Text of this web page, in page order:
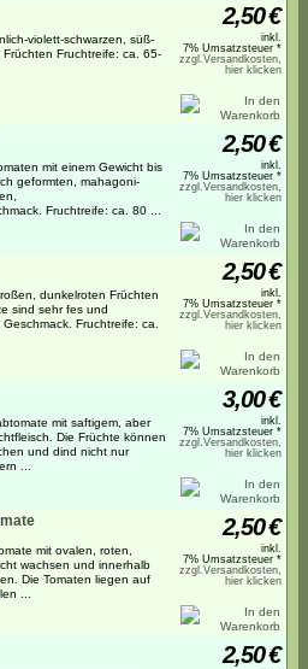
violett-schwarzen, süß-
Fruchtreife: ca. 65-
2,50€
inkl.
7% Umsatzsteuer *
zzgl.Versandkosten,
hier klicken
mit einem Gewicht bis
geformten, mahagoni-
Fruchtreife: ca. 80 ...
2,50€
inkl.
7% Umsatzsteuer *
zzgl.Versandkosten,
hier klicken
dunkelroten Früchten
sind sehr fes und
Fruchtreife: ca.
2,50€
inkl.
7% Umsatzsteuer *
zzgl.Versandkosten,
hier klicken
mit saftigem, aber
Die Früchte können
und dind nicht nur
...
3,00€
inkl.
7% Umsatzsteuer *
zzgl.Versandkosten,
hier klicken
mit ovalen, roten,
wachsen und innerhalb
Die Tomaten liegen auf
...
2,50€
inkl.
7% Umsatzsteuer *
zzgl.Versandkosten,
hier klicken
2,50€